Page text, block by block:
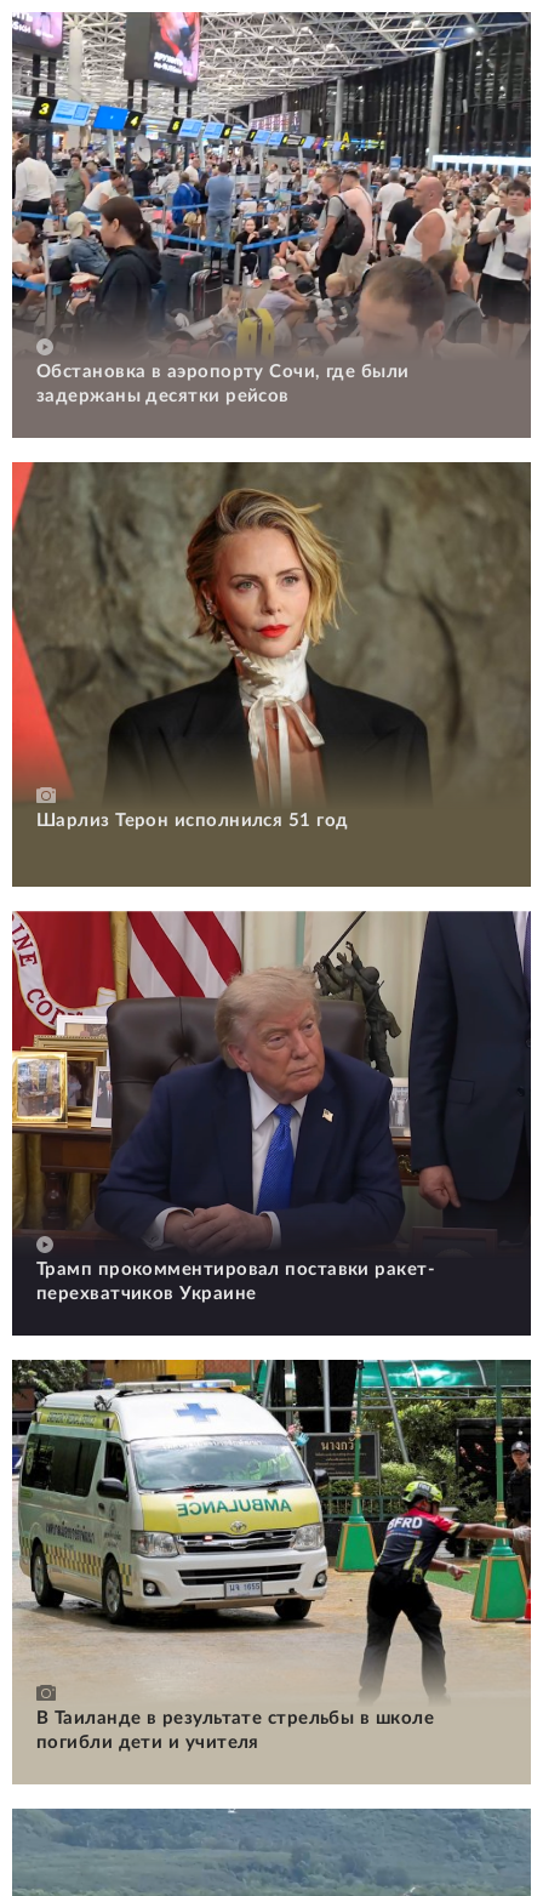
Обстановка в аэропорту Сочи, где были
задержаны десятки рейсов
Шарлиз Терон исполнился 51 год
Трамп прокомментировал поставки ракет-
перехватчиков Украине
В Таиланде в результате стрельбы в школе
погибли дети и учителя